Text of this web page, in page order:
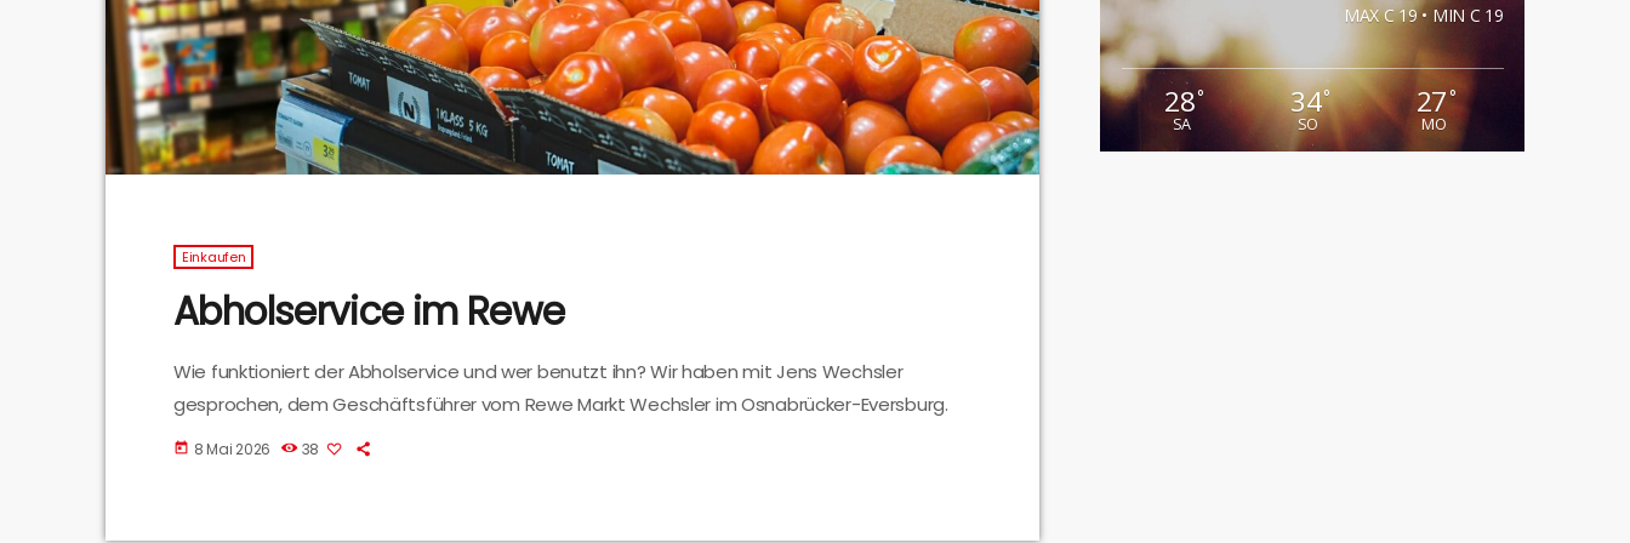
Einkaufen
Abholservice im Rewe
Wie funktioniert der Abholservice und wer benutzt ihn? Wir haben mit Jens Wechsler
gesprochen, dem Geschäftsführer vom Rewe Markt Wechsler im Osnabrücker-Eversburg.
today 8 Mai 2026 38
MAX C 19 • MIN C 19
28°
SA
34°
SO
27°
MO